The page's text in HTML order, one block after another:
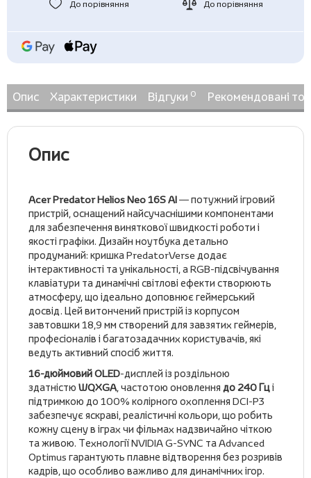
До порівняння До порівняння
Опис Характеристики Відгуки 0 Рекомендовані
Опис
Acer Predator Helios Neo 16S AI— потужний ігровий
пристрій, оснащений найсучаснішими компонентами
для забезпечення виняткової швидкості роботи і
якості графіки. Дизайн ноутбука детально
продуманий: кришка PredatorVerse додає
інтерактивності та унікальності, а RGB-підсвічування
клавіатури та динамічні світлові ефекти створюють
атмосферу, що ідеально доповнює геймерський
досвід. Цей витончений пристрій із корпусом
завтовшки 18,9 мм створений для завзятих геймерів,
професіоналів і багатозадачних користувачів, які
ведуть активний спосіб життя.
16-дюймовий OLED-дисплей із роздільною
здатністю WQXGA, частотою оновлення до 240 Гці
підтримкою до 100% колірного охоплення DCI-P3
забезпечує яскраві, реалістичні кольори, що робить
кожну сцену в іграх чи фільмах надзвичайно чіткою
та живою. Технології NVIDIA G-SYNC та Advanced
Optimus гарантують плавне відтворення без розривів
кадрів, що особливо важливо для динамічних ігор.